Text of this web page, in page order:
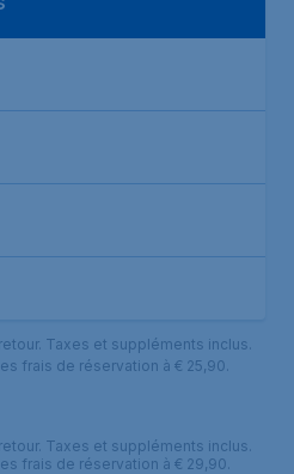
Taxes et suppléments inclus.
frais de réservation à € 25,90.
Taxes et suppléments inclus.
frais de réservation à € 29,90.